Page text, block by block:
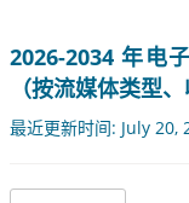
2026-2034 年电
（按流媒体类型
最近更新时间: July